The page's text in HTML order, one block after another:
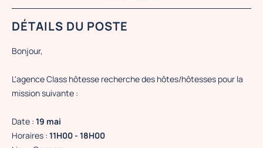
DÉTAILS DU POSTE
Bonjour,
L'agence Class hôtesse recherche des hôtes/hôtesses pour la
mission suivante :
Date : 19 mai
Horaires : 11H00 - 18H00